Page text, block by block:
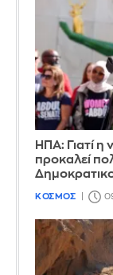
ΗΠΑ: Γιατί η
προκαλεί
ΚΟΣΜΟΣ